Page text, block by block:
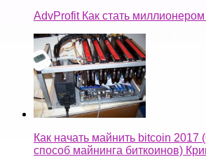
AdvProfit Как стать
Как начать майнить bitcoin 2017
способ майнинга биткоинов)